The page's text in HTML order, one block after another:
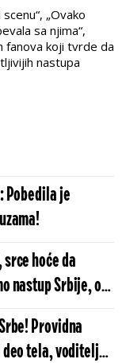
„Ovako
sa njima“,
fanova koji tvrde da
nastupa
Pobedila je
hoće da
nastup Srbije, oni
Providna
tela, voditeljka